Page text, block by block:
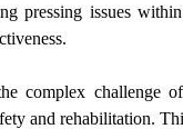
pressing issues
complex challenge
and rehabilitation.